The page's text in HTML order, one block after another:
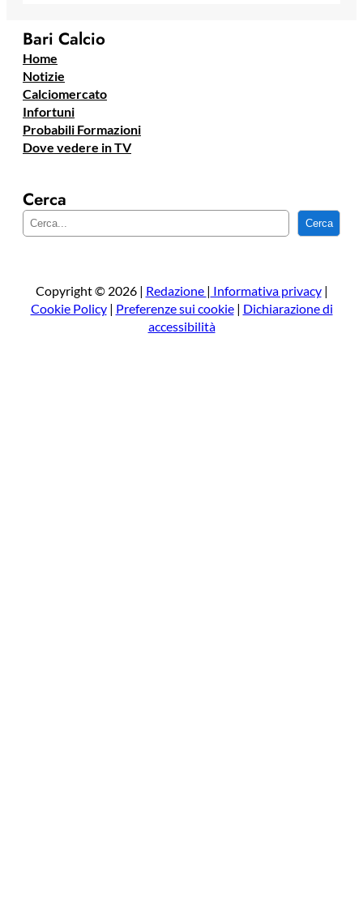
Bari Calcio
Home
Notizie
Calciomercato
Infortuni
Probabili Formazioni
Dove vedere in TV
Cerca
e
a
Cerca
Copyright © 2026 | Redazione | Informativa privacy|
Cookie Policy| Preferenze sui cookie| Dichiarazione di
accessibilità